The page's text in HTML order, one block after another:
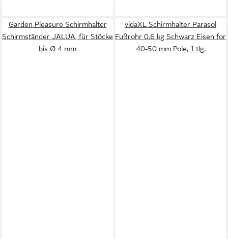
Garden Pleasure Schirmhalter
Schirmständer JALUA, für Stöcke
bis Ø 4 mm
vidaXL Schirmhalter Parasol
Fußrohr 0.6 kg Schwarz Eisen for
40-50 mm Pole, 1 tlg.